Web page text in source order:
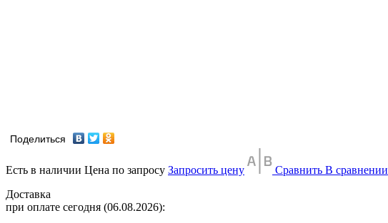
Поделиться
Есть в наличии Цена по запросу Запросить цену Сравнить В сравнении
Доставка
при оплате сегодня (06.08.2026):